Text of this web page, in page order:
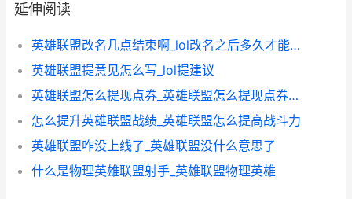
延伸阅读
英雄联盟改名几点结束啊_lol改名之后多久才能改回来
英雄联盟提意见怎么写_lol提建议
英雄联盟怎么提现点券_英雄联盟怎么提现点券到微信
怎么提升英雄联盟战绩_英雄联盟怎么提高战斗力
英雄联盟咋没上线了_英雄联盟没什么意思了
什么是物理英雄联盟射手_英雄联盟物理英雄